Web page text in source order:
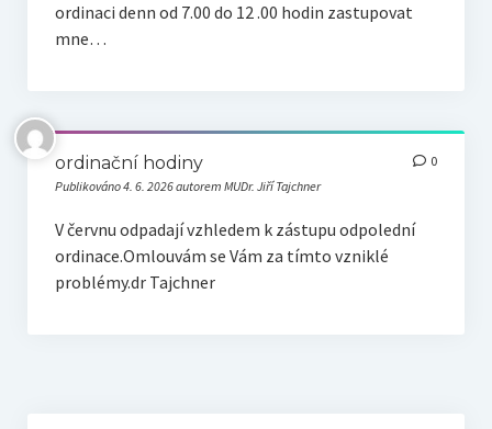
ordinaci denn od 7.00 do 12 .00 hodin zastupovat
mne…
ordinační hodiny
Publikováno 4. 6. 2026 autorem MUDr. Jiří Tajchner
0
V červnu odpadají vzhledem k zástupu odpolední
ordinace.Omlouvám se Vám za tímto vzniklé
problémy.dr Tajchner